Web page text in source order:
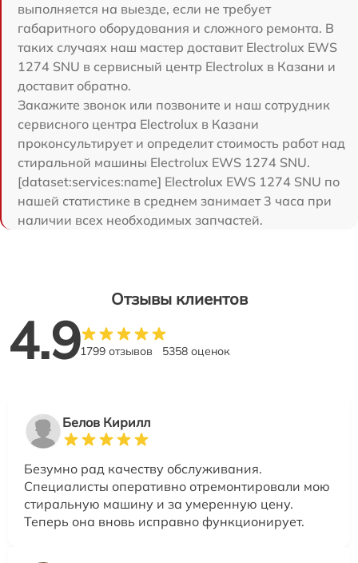
выполняется на выезде, если не требует
габаритного оборудования и сложного ремонта. В
таких случаях наш мастер доставит Electrolux EWS
1274 SNU в сервисный центр Electrolux в Казани и
доставит обратно.
Закажите звонок или позвоните и наш сотрудник
сервисного центра Electrolux в Казани
проконсультирует и определит стоимость работ над
стиральной машины Electrolux EWS 1274 SNU.
[dataset:services:name] Electrolux EWS 1274 SNU по
нашей статистике в среднем занимает 3 часа при
наличии всех необходимых запчастей.
Отзывы клиентов
4.91799 отзывов 5358 оценок
Белов Кирилл
Безумно рад качеству обслуживания.
Специалисты оперативно отремонтировали мою
стиральную машину и за умеренную цену.
Теперь она вновь исправно функционирует.